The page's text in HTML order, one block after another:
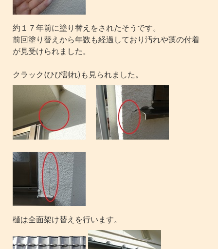
約１７年前に塗り替えをされたそうです。
前回塗り替えから年数も経過しており汚れや藻の付着
が見受けられました。
クラック(ひび割れ)も見られました。
樋は全面架け替えを行います。